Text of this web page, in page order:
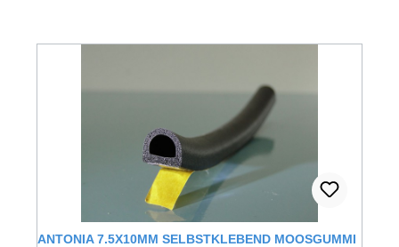
ANTONIA 7.5X10MM SELBSTKLEBEND MOOSGUMMI